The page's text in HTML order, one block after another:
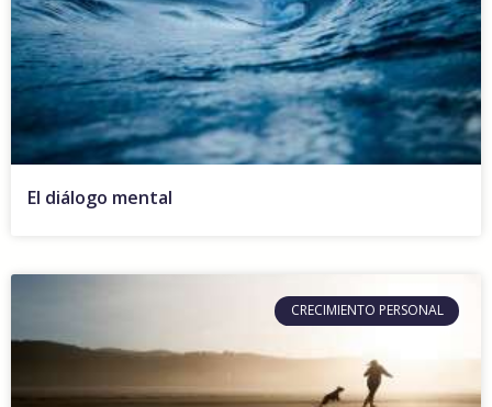
El diálogo mental
CRECIMIENTO PERSONAL